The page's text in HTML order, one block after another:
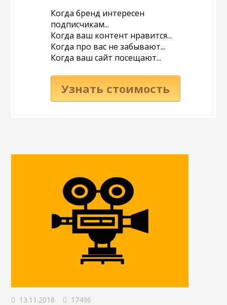
Когда бренд интересен
подписчикам...
Когда ваш контент нравится...
Когда про вас не забывают...
Когда ваш сайт посещают...
Узнать стоимость
13.11.2018 17496